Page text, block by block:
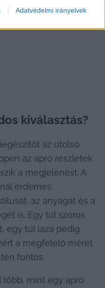
Adatvédelmi irányelvek
egy olyan személyes
kiválasztás?
az utolsó
az apró részletek
a megjelenést. A
érdemes
az anyagát és a
is. Egy túl szoros
egy túl laza pedig
a megfelelő méret
fontos.
több, mint egy apró